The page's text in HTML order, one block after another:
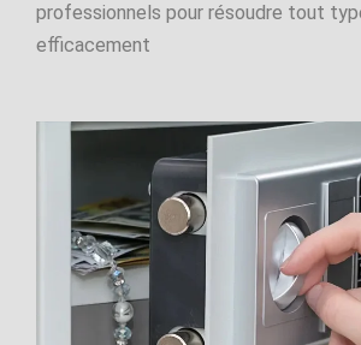
professionnels pour résoudre tout
efficacement